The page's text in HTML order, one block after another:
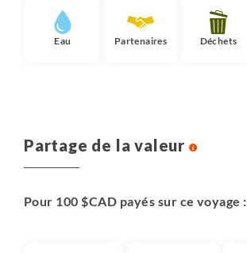
Eau Partenaires Déchets
Partage de la valeur
Pour 100 $CAD payés sur ce voyage :